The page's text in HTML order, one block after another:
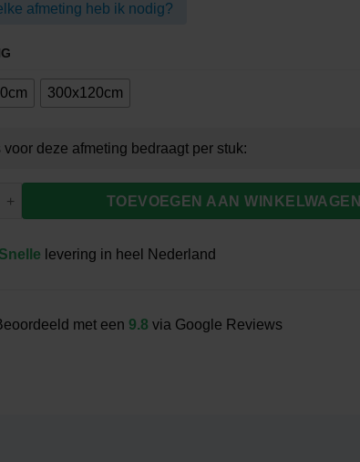
€62.00
afmeting heb ik nodig?
300x120cm
aantal
TOEVOEGEN AAN WINKELWAGEN
Snelle levering in heel Nederland
met een 9.8 via Google Reviews